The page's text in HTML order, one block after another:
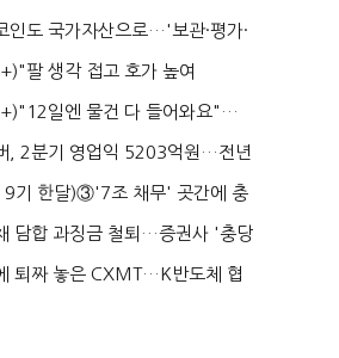
한가...
인도 국가자산으로…'보관·평가·
기준은 ...
팔 생각 접고 호가 높여
똘똘한 한 채' 20...
일엔 물건 다 들어와요"…
채우며 문 연 ...
, 2분기 영업익 5203억원…전년
감소...
9기 한달)③'7조 채무' 곳간에 충
미애, 20년...
담합 과징금 철퇴…증권사 '충당
' 우려...
퇴짜 놓은 CXMT…K반도체 협